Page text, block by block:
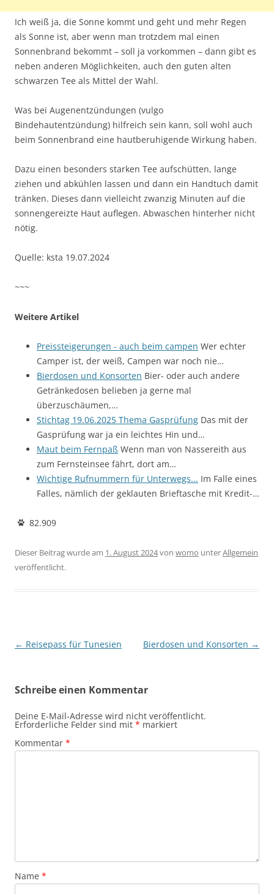
Ich weiß ja, die Sonne kommt und geht und mehr Regen
als Sonne ist, aber wenn man trotzdem mal einen
Sonnenbrand bekommt – soll ja vorkommen – dann gibt es
neben anderen Möglichkeiten, auch den guten alten
schwarzen Tee als Mittel der Wahl.
Was bei Augenentzündungen (vulgo
Bindehautentzündung) hilfreich sein kann, soll wohl auch
beim Sonnenbrand eine hautberuhigende Wirkung haben.
Dazu einen besonders starken Tee aufschütten, lange
ziehen und abkühlen lassen und dann ein Handtuch damit
tränken. Dieses dann vielleicht zwanzig Minuten auf die
sonnengereizte Haut auflegen. Abwaschen hinterher nicht
nötig.
Quelle: ksta 19.07.2024
~~~
Weitere Artikel
Preissteigerungen - auch beim campen Wer echter
Camper ist, der weiß, Campen war noch nie…
Bierdosen und Konsorten Bier- oder auch andere
Getränkedosen belieben ja gerne mal
überzuschäumen,…
Stichtag 19.06.2025 Thema Gasprüfung Das mit der
Gasprüfung war ja ein leichtes Hin und…
Maut beim Fernpaß Wenn man von Nassereith aus
zum Fernsteinsee fährt, dort am…
Wichtige Rufnummern für Unterwegs... Im Falle eines
Falles, nämlich der geklauten Brieftasche mit Kredit-…
82.909
Dieser Beitrag wurde am 1. August 2024von womo unterAllgemein
veröffentlicht.
Beitragsnavigation
← Reisepass für Tunesien Bierdosen und Konsorten →
Schreibe einen Kommentar
Deine E-Mail-Adresse wird nicht veröffentlicht.
Erforderliche Felder sind mit * markiert
Kommentar *
Name *